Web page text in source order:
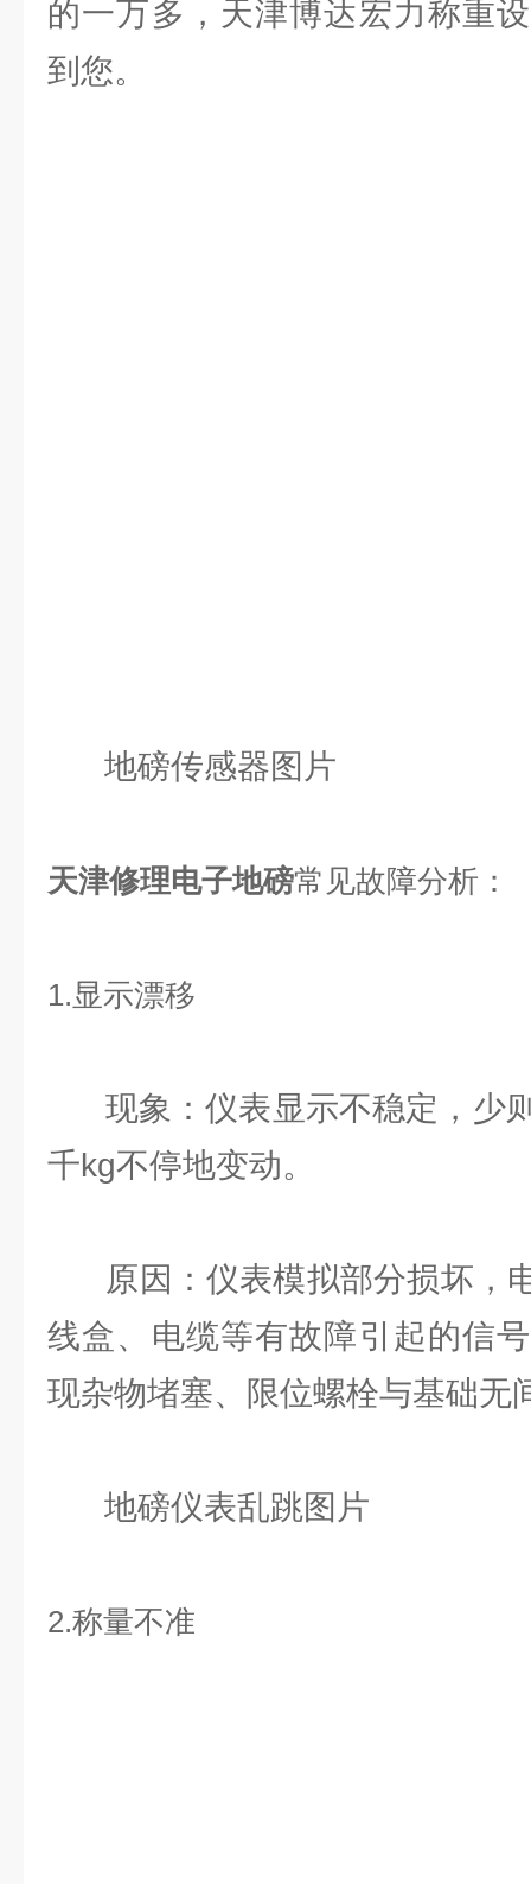
的一万多，天津博达宏力称重
到您。
地磅传感器图片
天津修理电子地磅常见故障分析：
1.显示漂移
现象：仪表显示不稳定，少
千kg不停地变动。
原因：仪表模拟部分损坏，
线盒、电缆等有故障引起的信
现杂物堵塞、限位螺栓与基础无
地磅仪表乱跳图片
2.称量不准